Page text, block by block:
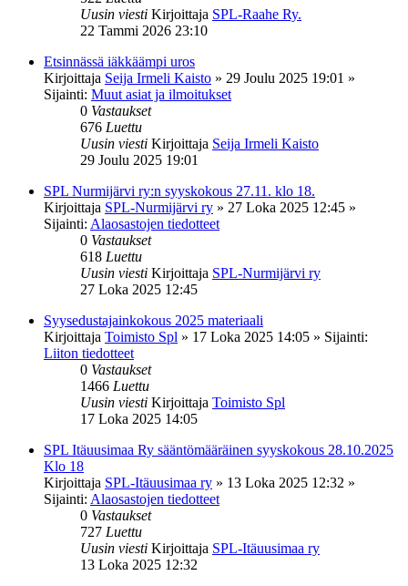
Uusin viesti Kirjoittaja SPL-Raahe Ry.
22 Tammi 2026 23:10
Etsinnässä iäkkäämpi uros
Kirjoittaja Seija Irmeli Kaisto » 29 Joulu 2025 19:01 »
Sijainti: Muut asiat ja ilmoitukset
0 Vastaukset
676 Luettu
Uusin viesti Kirjoittaja Seija Irmeli Kaisto
29 Joulu 2025 19:01
SPL Nurmijärvi ry:n syyskokous 27.11. klo 18.
Kirjoittaja SPL-Nurmijärvi ry » 27 Loka 2025 12:45 »
Sijainti: Alaosastojen tiedotteet
0 Vastaukset
618 Luettu
Uusin viesti Kirjoittaja SPL-Nurmijärvi ry
27 Loka 2025 12:45
Syysedustajainkokous 2025 materiaali
Kirjoittaja Toimisto Spl » 17 Loka 2025 14:05 » Sijainti:
Liiton tiedotteet
0 Vastaukset
1466 Luettu
Uusin viesti Kirjoittaja Toimisto Spl
17 Loka 2025 14:05
SPL Itäuusimaa Ry sääntömääräinen syyskokous 28.10.2025
Klo 18
Kirjoittaja SPL-Itäuusimaa ry » 13 Loka 2025 12:32 »
Sijainti: Alaosastojen tiedotteet
0 Vastaukset
727 Luettu
Uusin viesti Kirjoittaja SPL-Itäuusimaa ry
13 Loka 2025 12:32